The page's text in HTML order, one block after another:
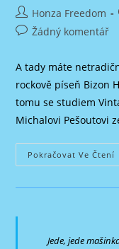
Autor
příspěvku
Honza Freedom
Komentáře
příspěvku
Žádný komentář
A tady máte
rockově píseň Bizon
tomu se studiem
Michalovi Pešoutovi
Pokračovat Ve Čtení
Jede, jede